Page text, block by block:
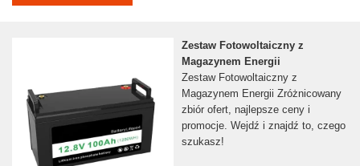
Zestaw Fotowoltaiczny z
Magazynem Energii
Zestaw Fotowoltaiczny z
Magazynem Energii Zróżnicowany
zbiór ofert, najlepsze ceny i
promocje. Wejdź i znajdź to, czego
szukasz!